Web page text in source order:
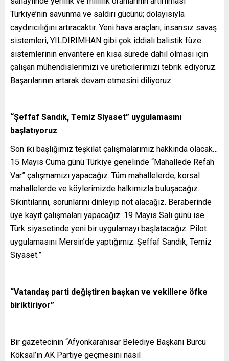
Türkiye’nin savunma ve saldırı gücünü; dolayısıyla
caydırıcılığını artıracaktır. Yeni hava araçları, insansız savaş
sistemleri, YILDIRIMHAN gibi çok iddialı balistik füze
sistemlerinin envantere en kısa sürede dahil olması için
çalışan mühendislerimizi ve üreticilerimizi tebrik ediyoruz.
Başarılarının artarak devam etmesini diliyoruz.
“Şeffaf Sandık, Temiz Siyaset” uygulamasını
başlatıyoruz
Son iki başlığımız teşkilat çalışmalarımız hakkında olacak…
15 Mayıs Cuma günü Türkiye genelinde “Mahallede Refah
Var” çalışmamızı yapacağız. Tüm mahallelerde, korsal
mahallelerde ve köylerimizde halkımızla buluşacağız.
Sıkıntılarını, sorunlarını dinleyip not alacağız. Beraberinde
üye kayıt çalışmaları yapacağız. 19 Mayıs Salı günü ise
Türk siyasetinde yeni bir uygulamayı başlatacağız. Pilot
uygulamasını Mersin’de yaptığımız. Şeffaf Sandık, Temiz
Siyaset.”
“Vatandaş parti değiştiren başkan ve vekillere öfke
biriktiriyor”
Bir gazetecinin “Afyonkarahisar Belediye Başkanı Burcu
Köksal’ın AK Partiye geçmesini nasıl